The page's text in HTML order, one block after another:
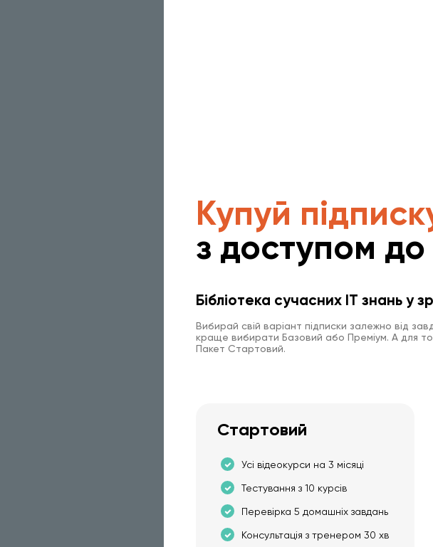
Купуй
з доступом до
Бібліотека сучасних IT знань у
Вибирай свій варіант підписки залежно від
краще вибирати Базовий або Преміум. А для
Пакет Стартовий.
Стартовий
Усі відеокурси на 3 місяці
Тестування з 10 курсів
Перевірка 5 домашніх завдань
Консультація з тренером 30 хв